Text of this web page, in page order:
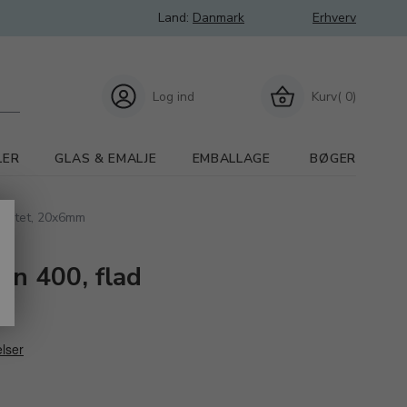
Land: Danmark Erhverv
Kurv( 0)
Log ind
GLAS & EMALJE EMBALLAGE BØGER
20x6mm
400, flad